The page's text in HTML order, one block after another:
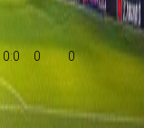
0:0 0 0